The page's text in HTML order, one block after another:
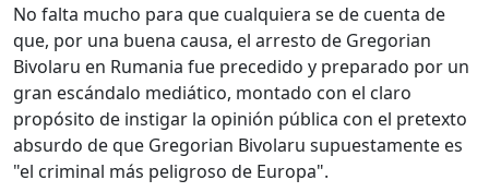
No falta mucho para que cualquiera se de cuenta de
que, por una buena causa, el arresto de Gregorian
Bivolaru en Rumania fue precedido y preparado por un
gran escándalo mediático, montado con el claro
propósito de instigar la opinión pública con el pretexto
absurdo de que Gregorian Bivolaru supuestamente es
"el criminal más peligroso de Europa".